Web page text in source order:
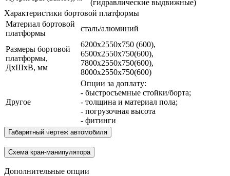
(гидравлические выдвижные)
Характеристики бортовой платформы
Материал бортовой
платформы
сталь/алюминий
Размеры бортовой
платформы,
ДхШхВ, мм
6200х2550х750 (600),
6500х2550х750(600),
7800х2550х750(600),
8000х2550х750(600)
Другое
Опции за доплату:
- быстросъемные стойки/борта;
- толщина и материал пола;
- погрузочная высота
- фитинги
Габаритный чертеж автомобиля
Схема кран-манипулятора
Дополнительные опции